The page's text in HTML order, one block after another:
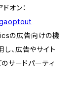
オン：
の広告向けの機
し、広告やサイト
ードパーティ